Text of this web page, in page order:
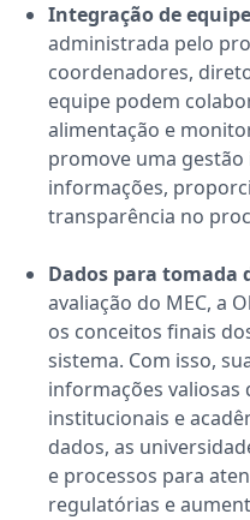
Integração de
administrada pelo
coordenadores,
equipe podem
alimentação e
promove uma
informações,
transparência no
Dados para tomada
avaliação do MEC, a
os conceitos finais
sistema. Com isso,
informações
institucionais e
dados, as
e processos para
regulatórias e